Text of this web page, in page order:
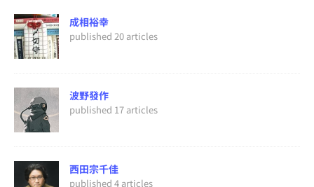
成相裕幸
published 20 articles
波野發作
published 17 articles
西田宗千佳
published 4 articles